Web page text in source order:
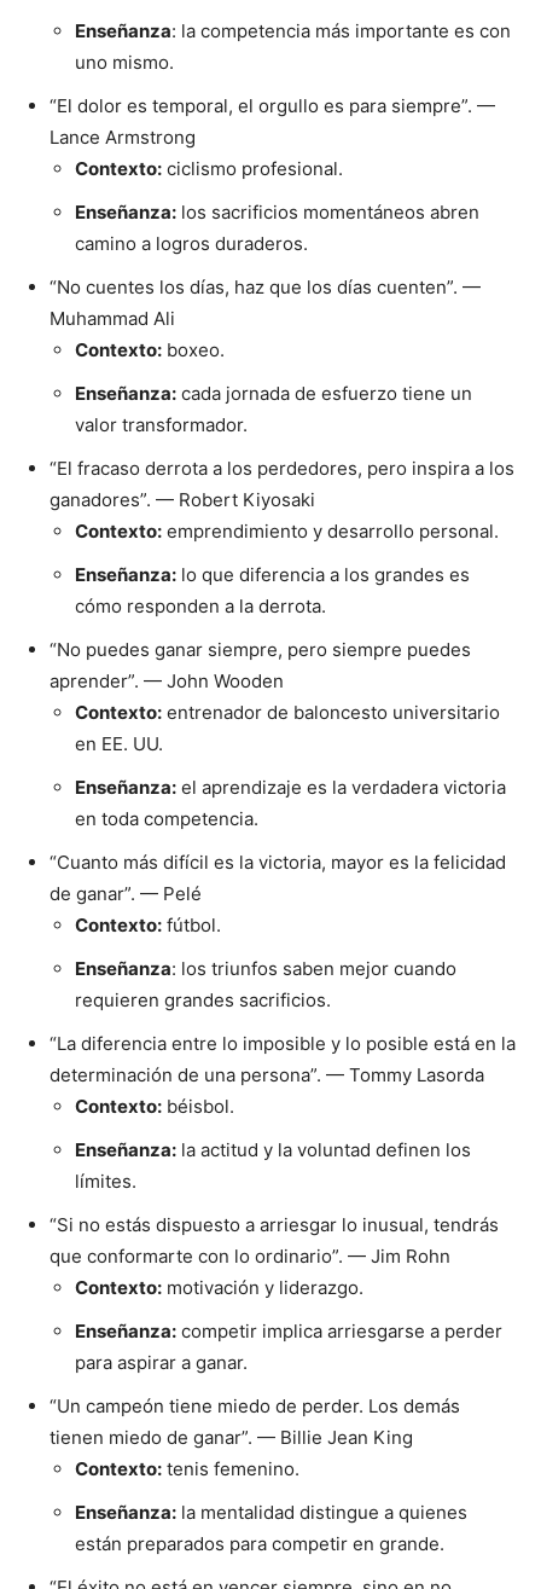
Enseñanza: la competencia más importante es con
uno mismo.
“El dolor es temporal, el orgullo es para siempre”. —
Lance Armstrong
Contexto: ciclismo profesional.
Enseñanza: los sacrificios momentáneos abren
camino a logros duraderos.
“No cuentes los días, haz que los días cuenten”. —
Muhammad Ali
Contexto: boxeo.
Enseñanza: cada jornada de esfuerzo tiene un
valor transformador.
“El fracaso derrota a los perdedores, pero inspira a los
ganadores”. — Robert Kiyosaki
Contexto: emprendimiento y desarrollo personal.
Enseñanza: lo que diferencia a los grandes es
cómo responden a la derrota.
“No puedes ganar siempre, pero siempre puedes
aprender”. — John Wooden
Contexto: entrenador de baloncesto universitario
en EE. UU.
Enseñanza: el aprendizaje es la verdadera victoria
en toda competencia.
“Cuanto más difícil es la victoria, mayor es la felicidad
de ganar”. — Pelé
Contexto: fútbol.
Enseñanza: los triunfos saben mejor cuando
requieren grandes sacrificios.
“La diferencia entre lo imposible y lo posible está en la
determinación de una persona”. — Tommy Lasorda
Contexto: béisbol.
Enseñanza: la actitud y la voluntad definen los
límites.
“Si no estás dispuesto a arriesgar lo inusual, tendrás
que conformarte con lo ordinario”. — Jim Rohn
Contexto: motivación y liderazgo.
Enseñanza: competir implica arriesgarse a perder
para aspirar a ganar.
“Un campeón tiene miedo de perder. Los demás
tienen miedo de ganar”. — Billie Jean King
Contexto: tenis femenino.
Enseñanza: la mentalidad distingue a quienes
están preparados para competir en grande.